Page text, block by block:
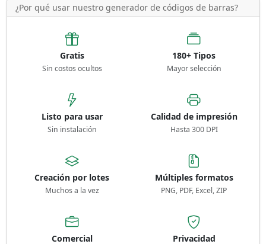
¿Por qué usar nuestro generador de códigos de barras?
Gratis
Sin costos ocultos
180+ Tipos
Mayor selección
Listo para usar
Sin instalación
Calidad de impresión
Hasta 300 DPI
Creación por lotes
Muchos a la vez
Múltiples formatos
PNG, PDF, Excel, ZIP
Comercial Privacidad